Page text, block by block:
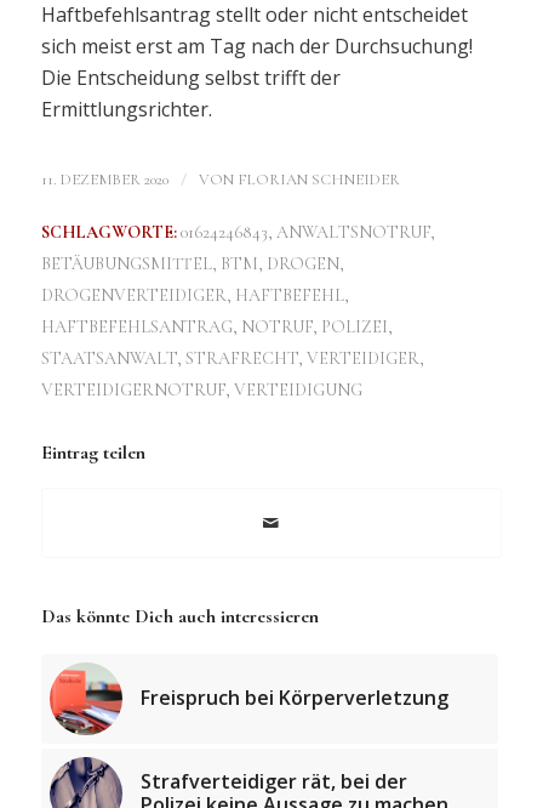
Haftbefehlsantrag stellt oder nicht entscheidet
sich meist erst am Tag nach der Durchsuchung!
Die Entscheidung selbst trifft der
Ermittlungsrichter.
11. DEZEMBER 2020 / VON FLORIAN SCHNEIDER
SCHLAGWORTE: 01624246843, ANWALTSNOTRUF,
BETÄUBUNGSMITTEL, BTM, DROGEN,
DROGENVERTEIDIGER, HAFTBEFEHL,
HAFTBEFEHLSANTRAG, NOTRUF, POLIZEI,
STAATSANWALT, STRAFRECHT, VERTEIDIGER,
VERTEIDIGERNOTRUF, VERTEIDIGUNG
Eintrag teilen
Das könnte Dich auch interessieren
Freispruch bei Körperverletzung
Strafverteidiger rät, bei der